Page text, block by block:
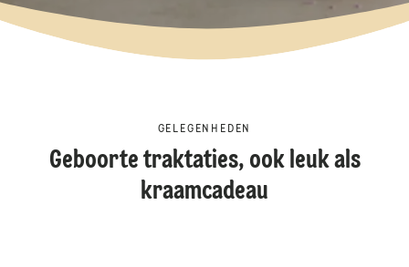
GELEGENHEDEN
Geboorte traktaties, ook leuk als
kraamcadeau